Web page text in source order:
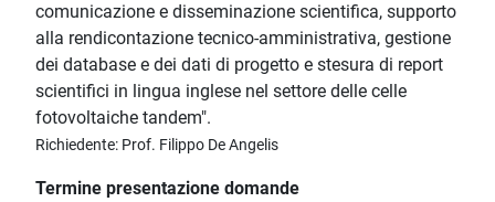
comunicazione e disseminazione scientifica, supporto
alla rendicontazione tecnico-amministrativa, gestione
dei database e dei dati di progetto e stesura di report
scientifici in lingua inglese nel settore delle celle
fotovoltaiche tandem".
Richiedente: Prof. Filippo De Angelis
Termine presentazione domande